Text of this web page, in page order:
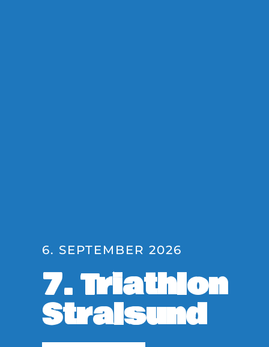
6. SEPTEMBER 2026
7. Triathlon
Stralsund